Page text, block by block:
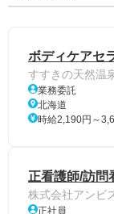
ボディケアセ
すすきの天然温
業務委託
北海道
時給2,190円～
正看護師/訪問
株式会社アンビ
正社員